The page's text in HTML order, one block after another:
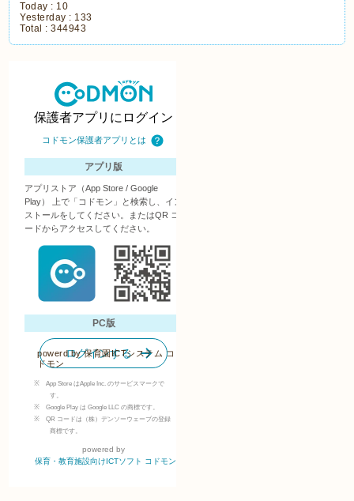
Today : 10
Yesterday : 133
Total :344943
powerd by保育園ICTシステム コ
ドモン